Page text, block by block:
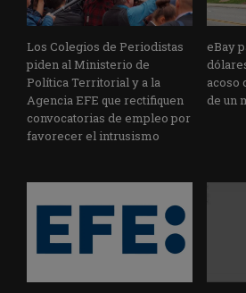
Los Colegios de Periodistas
piden al Ministerio de
Política Territorial y a la
Agencia EFE que rectifiquen
convocatorias de empleo por
favorecer el intrusismo
eBay
acoso
de un